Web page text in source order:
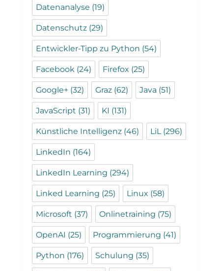
Datenanalyse (19)
Datenschutz (29)
Entwickler-Tipp zu Python (54)
Facebook (24) Firefox (25)
Google+ (32) Graz (62) Java (51)
JavaScript (31) KI (131)
Künstliche Intelligenz (46) LiL(296)
LinkedIn (164)
LinkedIn Learning (294)
Linked Learning (25) Linux (58)
Microsoft (37) Onlinetraining (75)
OpenAI (25) Programmierung (41)
Python (176) Schulung (35)